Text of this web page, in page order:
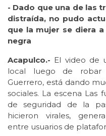
- Dado que una de las
distraída, no pudo
que la mujer se diera
negra
Acapulco.- El video de
local luego de robar
Guerrero, está dando
sociales. La escena Las
de seguridad de la
hicieron virales,
entre usuarios de